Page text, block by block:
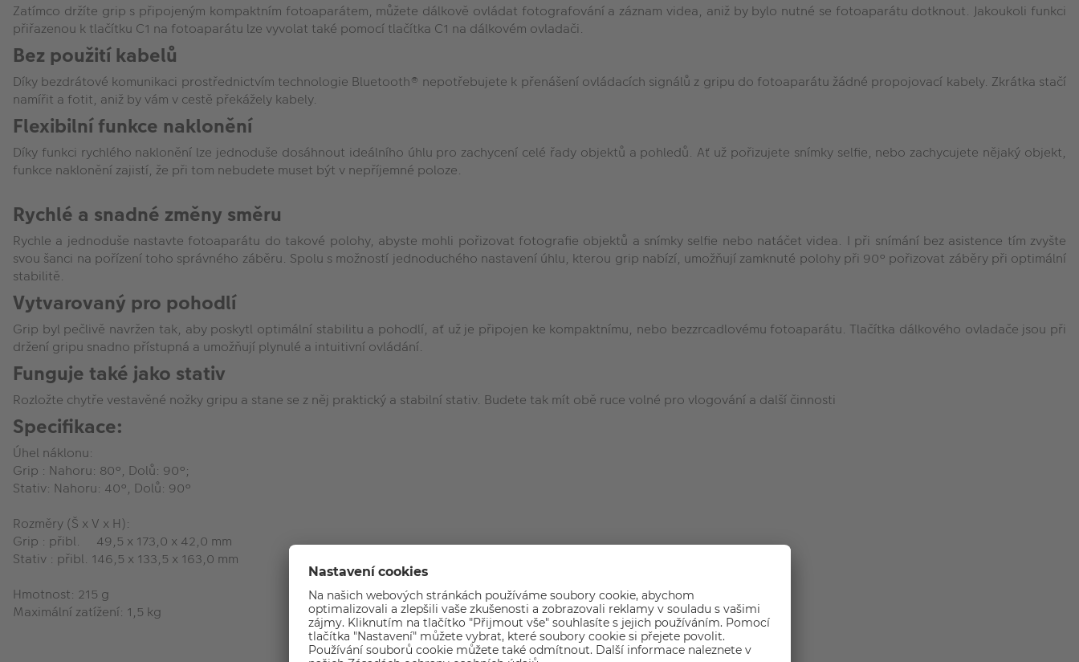
Zatímco držíte grip s připojeným kompaktním fotoaparátem, můžete dálkově ovládat fotografování a záznam videa, aniž by bylo nutné se fotoaparátu dotknout. Jakoukoli funkci
přiřazenou k tlačítku C1 na fotoaparátu lze vyvolat také pomocí tlačítka C1 na dálkovém ovladači.
Bez použití kabelů
Díky bezdrátové komunikaci prostřednictvím technologie Bluetooth® nepotřebujete k přenášení ovládacích signálů z gripu do fotoaparátu žádné propojovací kabely. Zkrátka stačí
namířit a fotit, aniž by vám v cestě překážely kabely.
Flexibilní funkce naklonění
Díky funkci rychlého naklonění lze jednoduše dosáhnout ideálního úhlu pro zachycení celé řady objektů a pohledů. Ať už pořizujete snímky selfie, nebo zachycujete nějaký objekt,
funkce naklonění zajistí, že při tom nebudete muset být v nepříjemné poloze.
Rychlé a snadné změny směru
Rychle a jednoduše nastavte fotoaparátu do takové polohy, abyste mohli pořizovat fotografie objektů a snímky selfie nebo natáčet videa. I při snímání bez asistence tím zvyšte
svou šanci na pořízení toho správného záběru. Spolu s možností jednoduchého nastavení úhlu, kterou grip nabízí, umožňují zamknuté polohy při 90° pořizovat záběry při optimální
stabilitě.
Vytvarovaný pro pohodlí
Grip byl pečlivě navržen tak, aby poskytl optimální stabilitu a pohodlí, ať už je připojen ke kompaktnímu, nebo bezzrcadlovému fotoaparátu. Tlačítka dálkového ovladače jsou při
držení gripu snadno přístupná a umožňují plynulé a intuitivní ovládání.
Funguje také jako stativ
Rozložte chytře vestavěné nožky gripu a stane se z něj praktický a stabilní stativ. Budete tak mít obě ruce volné pro vlogování a další činnosti
Specifikace:
Úhel náklonu:
Grip : Nahoru: 80°, Dolů: 90°;
Stativ: Nahoru: 40°, Dolů: 90°
Rozměry (Š x V x H):
Grip : přibl. 49,5 x 173,0 x 42,0 mm
Stativ : přibl. 146,5 x 133,5 x 163,0 mm
Hmotnost: 215 g
Maximální zatížení: 1,5 kg